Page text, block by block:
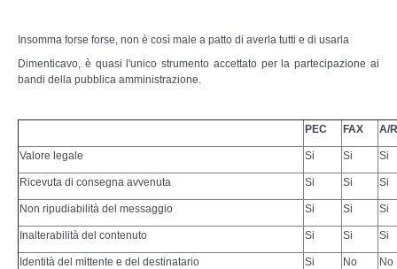
Incident Response
Copia/Acquisizione Forense Web
Indagini persone scomparse
Remote Digital Forensics
Acquisizione Forense remota
Insomma forse forse, non è così male a patto di averla tutti e di usarla
Dimenticavo, è quasi l'unico strumento accettato per la partecipazione ai
bandi della pubblica amministrazione.
PEC FAX A/R
Valore legale Si Si Si
Ricevuta di consegna avvenuta Si Si Si
Non ripudiabilità del messaggio Si Si Si
Inalterabilità del contenuto Si Si Si
Identità del mittente e del destinatario Si No No